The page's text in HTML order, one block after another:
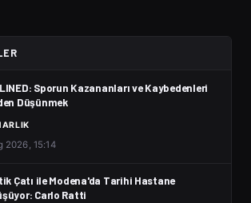
Sporun Kazananları ve Kaybedenleri
Düşünmek
2026, 15:14
Çatı ile Modena'da Tarihi Hastane
Carlo Ratti